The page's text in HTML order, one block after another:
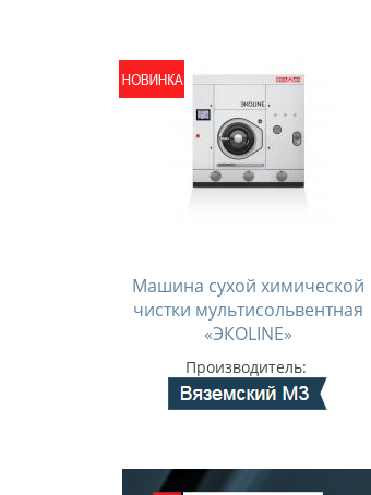
Машина сухой химической
чистки мультисольвентная
«ЭКОLINE»
Производитель: